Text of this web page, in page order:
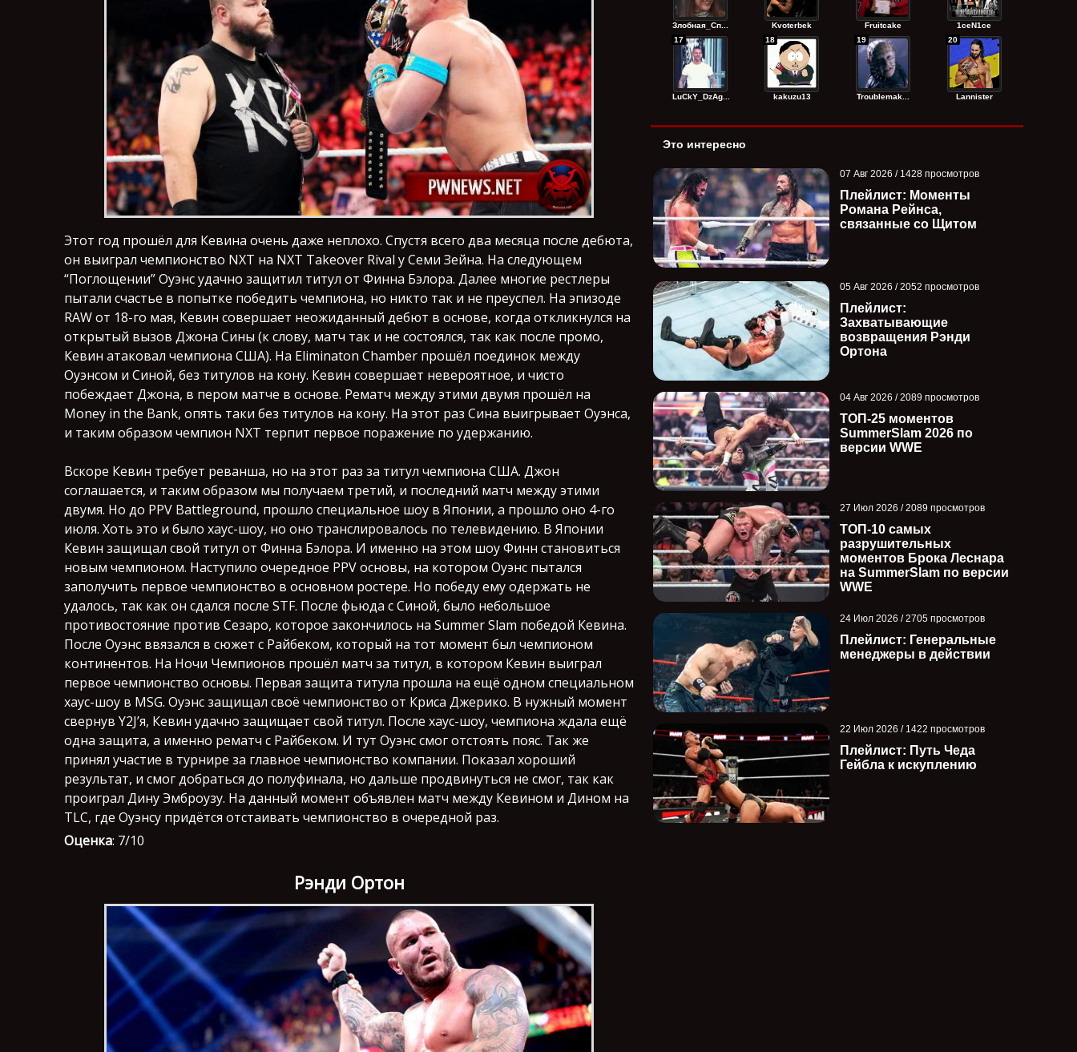
Этот год прошёл для Кевина очень даже неплохо. Спустя всего два месяца после дебюта,
он выиграл чемпионство NXT на NXT Takeover Rival у Семи Зейна. На следующем
“Поглощении” Оуэнс удачно защитил титул от Финна Бэлора. Далее многие рестлеры
пытали счастье в попытке победить чемпиона, но никто так и не преуспел. На эпизоде
RAW от 18-го мая, Кевин совершает неожиданный дебют в основе, когда откликнулся на
открытый вызов Джона Сины (к слову, матч так и не состоялся, так как после промо,
Кевин атаковал чемпиона США). На Eliminaton Chamber прошёл поединок между
Оуэнсом и Синой, без титулов на кону. Кевин совершает невероятное, и чисто
побеждает Джона, в пером матче в основе. Рематч между этими двумя прошёл на
Money in the Bank, опять таки без титулов на кону. На этот раз Сина выигрывает Оуэнса,
и таким образом чемпион NXT терпит первое поражение по удержанию.
Вскоре Кевин требует реванша, но на этот раз за титул чемпиона США. Джон
соглашается, и таким образом мы получаем третий, и последний матч между этими
двумя. Но до PPV Battleground, прошло специальное шоу в Японии, а прошло оно 4-го
июля. Хоть это и было хаус-шоу, но оно транслировалось по телевидению. В Японии
Кевин защищал свой титул от Финна Бэлора. И именно на этом шоу Финн становиться
новым чемпионом. Наступило очередное PPV основы, на котором Оуэнс пытался
заполучить первое чемпионство в основном ростере. Но победу ему одержать не
удалось, так как он сдался после STF. После фьюда с Синой, было небольшое
противостояние против Сезаро, которое закончилось на Summer Slam победой Кевина.
После Оуэнс ввязался в сюжет с Райбеком, который на тот момент был чемпионом
континентов. На Ночи Чемпионов прошёл матч за титул, в котором Кевин выиграл
первое чемпионство основы. Первая защита титула прошла на ещё одном специальном
хаус-шоу в MSG. Оуэнс защищал своё чемпионство от Криса Джерико. В нужный момент
свернув Y2J’я, Кевин удачно защищает свой титул. После хаус-шоу, чемпиона ждала ещё
одна защита, а именно рематч с Райбеком. И тут Оуэнс смог отстоять пояс. Так же
принял участие в турнире за главное чемпионство компании. Показал хороший
результат, и смог добраться до полуфинала, но дальше продвинуться не смог, так как
проиграл Дину Эмброузу. На данный момент объявлен матч между Кевином и Дином на
TLC, где Оуэнсу придётся отстаивать чемпионство в очередной раз.
Оценка: 7/10
Рэнди Ортон
Злобная_Сп... Kvoterbek Fruitcake 1ceN1ce
LuCkY_DzAg...
17
kakuzu13
18
Troublemak...
19
Lannister
20
Это интересно
07 Авг 2026 / 1428 просмотров
Плейлист: Моменты
Романа Рейнса,
связанные со Щитом
05 Авг 2026 / 2052 просмотров
Плейлист:
Захватывающие
возвращения Рэнди
Ортона
04 Авг 2026 / 2089 просмотров
ТОП-25 моментов
SummerSlam 2026 по
версии WWE
27 Июл 2026 / 2089 просмотров
ТОП-10 самых
разрушительных
моментов Брока Леснара
на SummerSlam по версии
WWE
24 Июл 2026 / 2705 просмотров
Плейлист: Генеральные
менеджеры в действии
22 Июл 2026 / 1422 просмотров
Плейлист: Путь Чеда
Гейбла к искуплению